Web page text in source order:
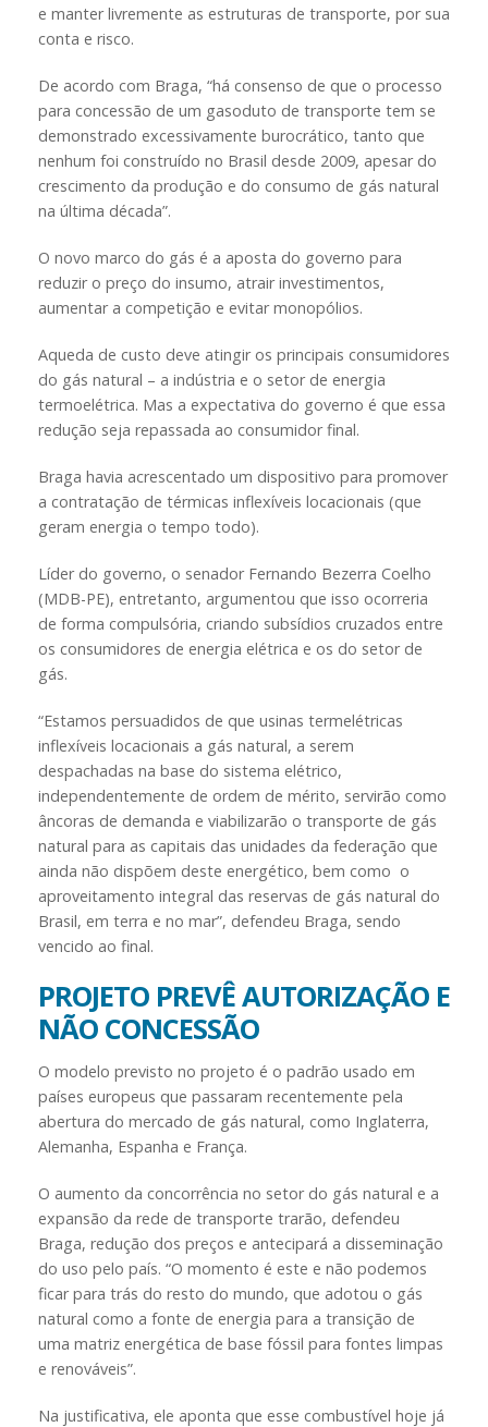
e manter livremente as estruturas de transporte, por sua
conta e risco.
De acordo com Braga, “há consenso de que o processo
para concessão de um gasoduto de transporte tem se
demonstrado excessivamente burocrático, tanto que
nenhum foi construído no Brasil desde 2009, apesar do
crescimento da produção e do consumo de gás natural
na última década”.
O novo marco do gás é a aposta do governo para
reduzir o preço do insumo, atrair investimentos,
aumentar a competição e evitar monopólios.
Aqueda de custo deve atingir os principais consumidores
do gás natural – a indústria e o setor de energia
termoelétrica. Mas a expectativa do governo é que essa
redução seja repassada ao consumidor final.
Braga havia acrescentado um dispositivo para promover
a contratação de térmicas inflexíveis locacionais (que
geram energia o tempo todo).
Líder do governo, o senador Fernando Bezerra Coelho
(MDB-PE), entretanto, argumentou que isso ocorreria
de forma compulsória, criando subsídios cruzados entre
os consumidores de energia elétrica e os do setor de
gás.
“Estamos persuadidos de que usinas termelétricas
inflexíveis locacionais a gás natural, a serem
despachadas na base do sistema elétrico,
independentemente de ordem de mérito, servirão como
âncoras de demanda e viabilizarão o transporte de gás
natural para as capitais das unidades da federação que
ainda não dispõem deste energético, bem como o
aproveitamento integral das reservas de gás natural do
Brasil, em terra e no mar”, defendeu Braga, sendo
vencido ao final.
PROJETO PREVÊ AUTORIZAÇÃO E
NÃO CONCESSÃO
O modelo previsto no projeto é o padrão usado em
países europeus que passaram recentemente pela
abertura do mercado de gás natural, como Inglaterra,
Alemanha, Espanha e França.
O aumento da concorrência no setor do gás natural e a
expansão da rede de transporte trarão, defendeu
Braga, redução dos preços e antecipará a disseminação
do uso pelo país. “O momento é este e não podemos
ficar para trás do resto do mundo, que adotou o gás
natural como a fonte de energia para a transição de
uma matriz energética de base fóssil para fontes limpas
e renováveis”.
Na justificativa, ele aponta que esse combustível hoje já